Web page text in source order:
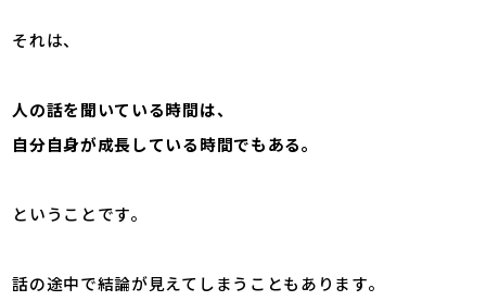
それは、
人の話を聞いている時間は、
自分自身が成長している時間でもある。
ということです。
話の途中で結論が見えてしまうこともあります。